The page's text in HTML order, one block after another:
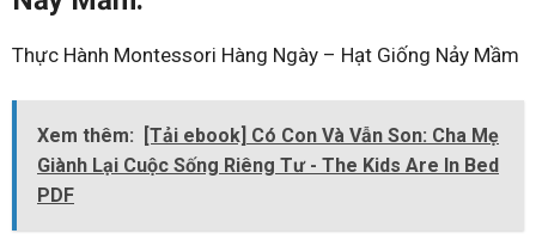
Thực Hành Montessori Hàng Ngày – Hạt Giống Nảy Mầm
Xem thêm:
[Tải ebook] Có Con Và Vẫn Son: Cha Mẹ
Giành Lại Cuộc Sống Riêng Tư - The Kids Are In Bed
PDF